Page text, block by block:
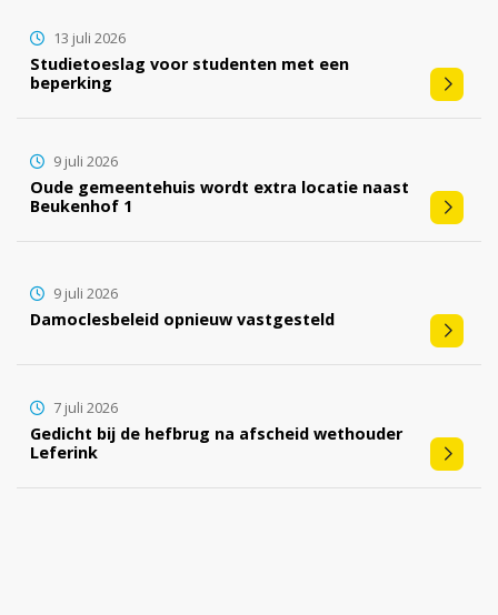
Studietoeslag voor studenten met een
beperking
13 juli 2026
Oude gemeentehuis wordt extra locatie naast
Beukenhof 1
9 juli 2026
Damoclesbeleid opnieuw vastgesteld
9 juli 2026
Gedicht bij de hefbrug na afscheid wethouder
Leferink
7 juli 2026